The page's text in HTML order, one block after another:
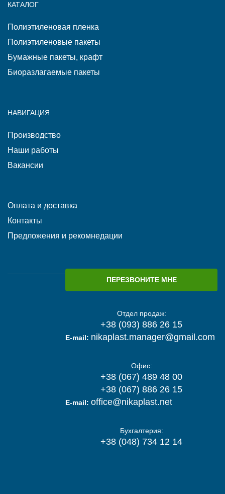
КАТАЛОГ
Полиэтиленовая пленка
Полиэтиленовые пакеты
Бумажные пакеты, крафт
Биоразлагаемые пакеты
НАВИГАЦИЯ
Производство
Наши работы
Вакансии
Оплата и доставка
Контакты
Предложения и рекомнедации
ПЕРЕЗВОНИТЕ МНЕ
Отдел продаж:
+38 (093) 886 26 15
E-mail: nikaplast.manager@gmail.com
Офис:
+38 (067) 489 48 00
+38 (067) 886 26 15
E-mail: office@nikaplast.net
Бухгалтерия:
+38 (048) 734 12 14